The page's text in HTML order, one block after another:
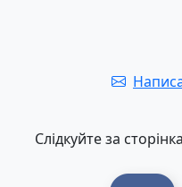
Слідкуйте за